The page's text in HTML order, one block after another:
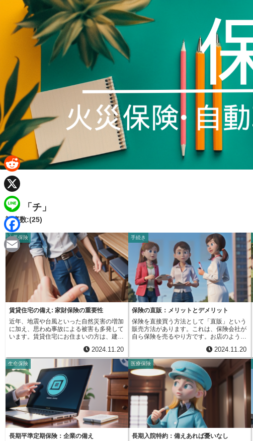
「チ」
記事数:(25)
火災保険
賃貸住宅の備え: 家財保険の重要性
近年、地震や台風といった自然災害の増加
に加え、思わぬ事故による被害も多発して
います。賃貸住宅にお住まいの方は、建物
が多いですが、自分の家財までは守られて
いません。もしもの時の備えとして、家財
保険への加入は非常に大切です。家財保険
は、火災や落雷、台風、洪水といった自然
災害による家財への損害を補償するだけで
なく、盗難や水漏れによる被害、さらに
は、うっかり物を落として壊してしまった
場合なども補償対象となる場合がありま
す。一人暮らしの方でも、ご家族でお住ま
いの方でも、賃貸住宅にお住まいの方すべ
てにとって、家財保険は安心安全な暮らし
を守る大切な備えと言えるでしょう。例え
2024.11.20
手続き
保険の直販：メリットとデメリット
保険を直接買う方法として「直販」という
販売方法があります。これは、保険会社が
自ら保険を売るやり方です。お店のような
さずに、保険会社の社員が直接お客さまに
保険を販売します。直販の大きなメリット
は、販売にかかる費用を抑えられることで
す。代理店などに支払う手数料が必要ない
ため、その分、保険料を安くできる可能性
があります。このため、家計の負担を軽く
したい方にとって、直販は有力な選択肢と
なり得ます。近年、インターネットや電話
を使った直販が増えています。わざわざ窓
口まで足を運ぶ必要がなく、自宅や外出先
など、いつでもどこでも気軽に保険に加入
できるようになりました。インターネット
2024.11.20
生命保険
長期平準定期保険：企業の備え
医療保険
長期入院特約：備えあれば憂いなし
R
e
d
d
i
X
L
i
n
e
F
a
b
E